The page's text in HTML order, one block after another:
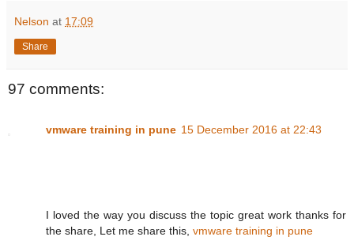
Nelson at 17:09
Share
97 comments:
vmware training in pune 15 December 2016 at 22:43
I loved the way you discuss the topic great work thanks for
the share, Let me share this, vmware training in pune